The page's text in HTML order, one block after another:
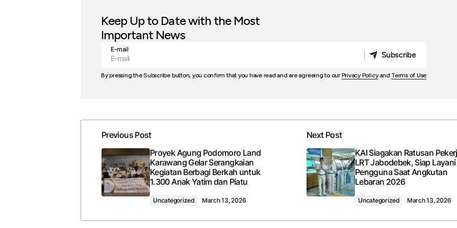
Keep Up to Date with the Most
Important News
E-mail
Subscribe
By pressing the Subscribe button, you confirm that you have read and are agreeing to ourPrivacy Policyand Terms of Use
Previous Post
Proyek Agung Podomoro Land
Karawang Gelar Serangkaian
Kegiatan Berbagi Berkah untuk
1.300 Anak Yatim dan Piatu
Uncategorized March 13, 2026
Next Post
KAI Siagakan Ratusan
LRT Jabodebek, Siap Layani
Pengguna Saat Angkutan
Lebaran 2026
Uncategorized March 13, 2026